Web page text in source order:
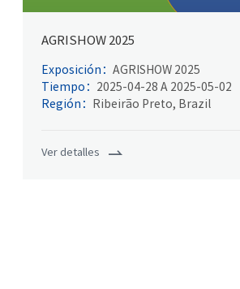
AGRISHOW 2025
Exposición：AGRISHOW 2025
Tiempo： 2025-04-28 A 2025-05-02
Región：
Ribeirão Preto, Brazil
Ver detalles